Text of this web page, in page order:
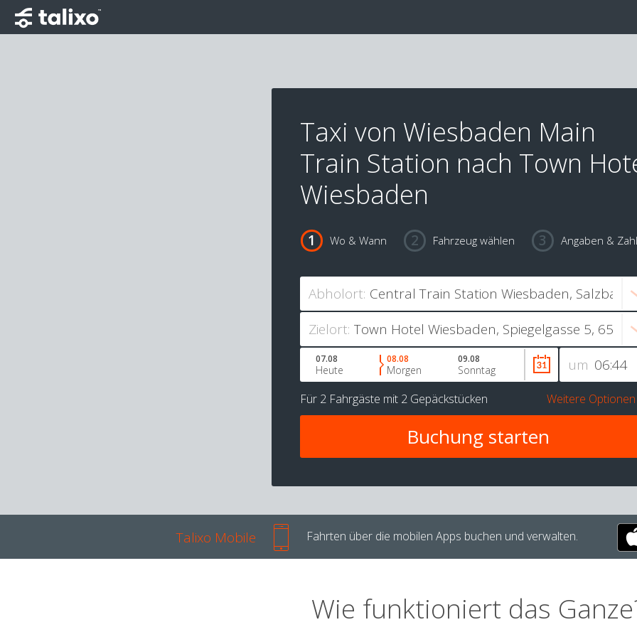
Taxi von Wiesbaden Main
Train Station nach Town
Wiesbaden
Wo & Wann Fahrzeug wählen Angaben &
Abholort:
Zielort:
um
07.08
Heute
08.08
Morgen
09.08
Sonntag
Für 2 Fahrgäste mit 2 Gepäckstücken Weitere Optionen
Talixo Mobile Fahrten über die mobilen Apps buchen und verwalten.
Wie funktioniert das